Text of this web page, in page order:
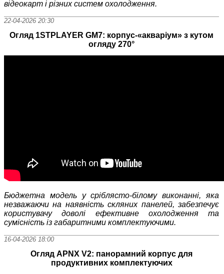
відеокарт і різних систем охолодження.
22-04-2026 20:30
Огляд 1STPLAYER GM7: корпус-«акваріум» з кутом
огляду 270°
Бюджетна модель у сріблясто-білому виконанні, яка
незважаючи на наявність скляних панелей, забезпечує
користувачу доволі ефективне охолодження та
сумісність із габаритними комплектуючими.
16-04-2026 18:00
Огляд APNX V2: панорамний корпус для
продуктивних комплектуючих